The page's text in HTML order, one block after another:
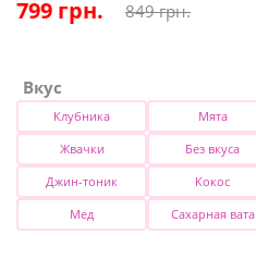
799 грн. 849грн.
Вкус
Клубника Мята
Жвачки
Без вкуса
Джин-тоник
Кокос
Мед
Сахарная вата